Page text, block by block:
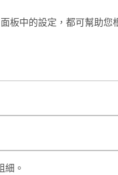
板中的設定，都可幫助您
細。